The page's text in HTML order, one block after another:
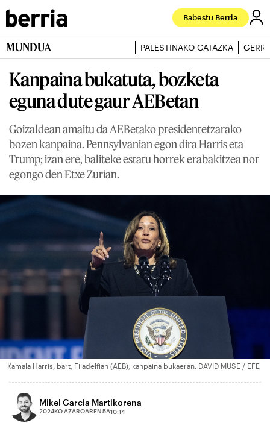
Babestu Berria
MUNDUA PALESTINAKO GATAZKA
Kanpaina bukatuta, bozketa
eguna dute gaur AEBetan
Goizaldean amaitu da AEBetako presidentetzarako
bozen kanpaina. Pennsylvanian egon dira Harris eta
Trump; izan ere, baliteke estatu horrek erabakitzea nor
egongo den Etxe Zurian.
Kamala Harris, bart, Filadelfian (AEB), kanpaina bukaeran. DAVID MUSE / EFE
Mikel Garcia Martikorena
2024KO AZAROAREN 5A10:14